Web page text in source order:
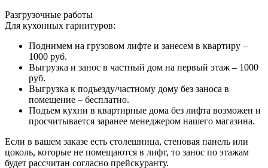
Разгрузочные работы
Для кухонных гарнитуров:
Поднимем на грузовом лифте и занесем в квартиру –
1000 руб.
Выгрузка и занос в частный дом на первый этаж – 1000
руб.
Выгрузка к подъезду/частному дому без заноса в
помещение – бесплатно.
Подъем кухни в квартирные дома без лифта возможен и
просчитывается заранее менеджером нашего магазина.
Если в вашем заказе есть столешница, стеновая панель или
цоколь, которые не помещаются в лифт, то занос по этажам
будет рассчитан согласно прейскуранту.